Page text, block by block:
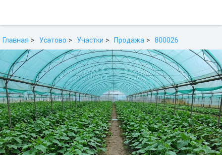
Главная Усатово Участки Продажа 800026